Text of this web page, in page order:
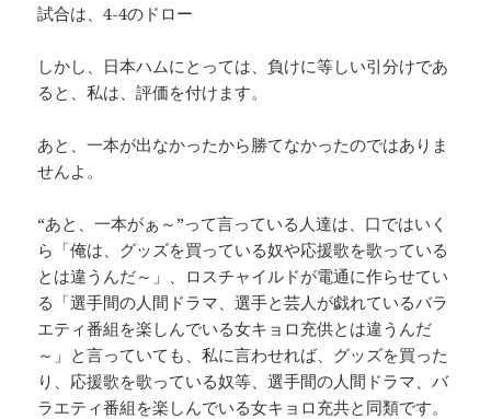
試合は、4-4のドロー
しかし、日本ハムにとっては、負けに等しい引分けであ
ると、私は、評価を付けます。
あと、一本が出なかったから勝てなかったのではありま
せんよ。
“あと、一本がぁ～”って言っている人達は、口ではいく
ら「俺は、グッズを買っている奴や応援歌を歌っている
とは違うんだ～」、ロスチャイルドが電通に作らせてい
る「選手間の人間ドラマ、選手と芸人が戯れているバラ
エティ番組を楽しんでいる女キョロ充供とは違うんだ
～」と言っていても、私に言わせれば、グッズを買った
り、応援歌を歌っている奴等、選手間の人間ドラマ、バ
ラエティ番組を楽しんでいる女キョロ充共と同類です。